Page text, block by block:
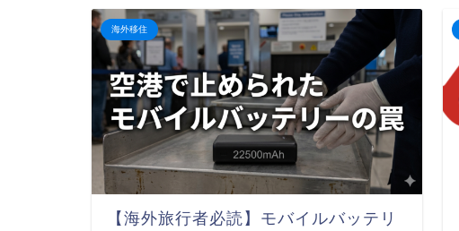
海外移住
【海外旅行者必読】モバイルバッテリ